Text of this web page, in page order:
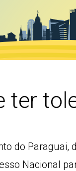
ter
do
Nacional